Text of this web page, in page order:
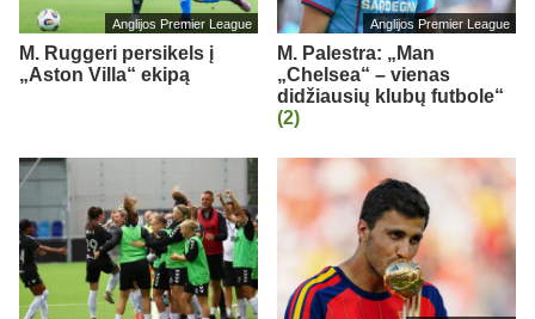
Anglijos Premier League
M. Ruggeri persikels į
„Aston Villa“ ekipą
Anglijos Premier League
M. Palestra: „Man
„Chelsea“ – vienas
didžiausių klubų futbole“
(2)